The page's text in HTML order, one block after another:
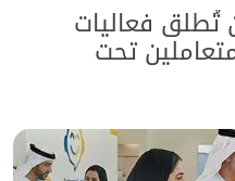
تُطلق فعاليات
تحت
وتدعو